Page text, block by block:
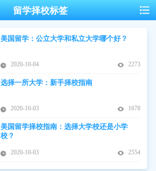
留学择校标签
美国留学：公立大学和私立大学哪个好？
2020-10-04 2273
选择一所大学：新手择校指南
2020-10-03 1678
美国留学择校指南：选择大学校还是小学
校？
2020-10-03 2554